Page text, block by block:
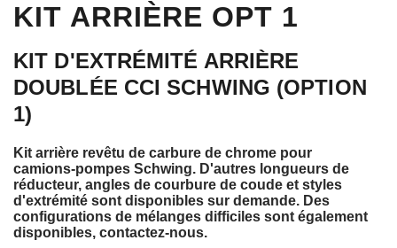
KIT ARRIÈRE OPT 1
KIT D'EXTRÉMITÉ ARRIÈRE
DOUBLÉE CCI SCHWING (OPTION
1)
Kit arrière revêtu de carbure de chrome pour
camions-pompes Schwing. D'autres longueurs de
réducteur, angles de courbure de coude et styles
d'extrémité sont disponibles sur demande. Des
configurations de mélanges difficiles sont également
disponibles, contactez-nous.